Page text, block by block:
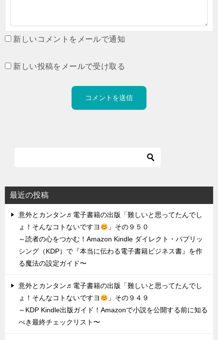
新しいコメントをメールで通知
新しい投稿をメールで受け取る
最近の投稿
意外とカンタン♬電子書籍の出版「難しいと思ってたんでし
ょ！そんなコトないですヨ
」その９５０
～読者の心をつかむ！Amazon Kindle ダイレクト・パブリッ
シング（KDP）で『本当に伝わる電子書籍ビジネス書』を作
る魔法の設定ガイド〜
意外とカンタン♬電子書籍の出版「難しいと思ってたんでし
ょ！そんなコトないですヨ
」その９４９
～KDP Kindle出版ガイド！Amazonで小説を公開する前に知る
べき最終チェックリスト〜